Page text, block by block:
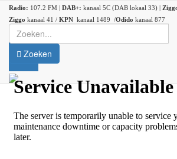
Radio: 107.2 FM | DAB+: kanaal 5C (DAB lokaal 33) |
Ziggo kanaal 41 / KPN kanaal 1489 /Odido kanaal 877
Zoeken